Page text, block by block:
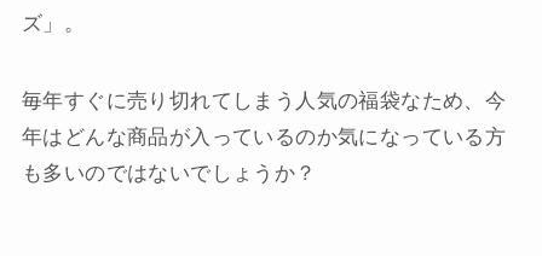
ズ」。
毎年すぐに売り切れてしまう人気の福袋なため、今
年はどんな商品が入っているのか気になっている方
も多いのではないでしょうか？